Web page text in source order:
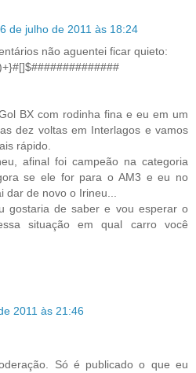
6 de julho de 2011 às 18:24
não aguentei ficar quieto:
BX com rodinha fina e eu em um
dez voltas em Interlagos e vamos
rápido.
afinal foi campeão na categoria
se ele for para o AM3 e eu no
dar de novo o Irineu...
gostaria de saber e vou esperar o
situação em qual carro você
2011 às 21:46
Só é publicado o que eu